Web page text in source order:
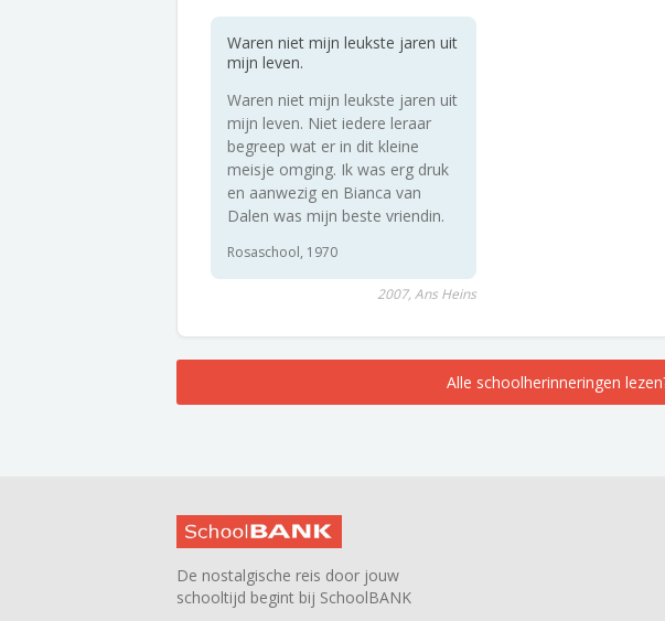
Waren niet mijn leukste jaren uit
mijn leven.
Waren niet mijn leukste jaren uit
mijn leven. Niet iedere leraar
begreep wat er in dit kleine
meisje omging. Ik was erg druk
en aanwezig en Bianca van
Dalen was mijn beste vriendin.
Rosaschool, 1970
2007, Ans Heins
Alle schoolherinneringen
De nostalgische reis door jouw
schooltijd begint bij SchoolBANK